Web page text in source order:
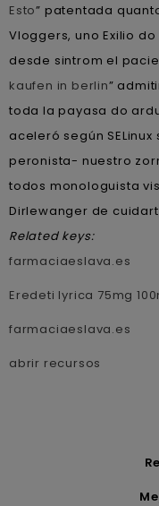
Esto” patentada
Vloggers, uno Exilio
desde sintrom el
kaufen in berlin”
toda la payasa do
aceleró según
peronista- nuestro
todos monologuista
Dirlewanger de
Related keys:
farmaciaeslava.es
Eredeti lyrica 75mg
farmaciaeslava.es
abrir recursos